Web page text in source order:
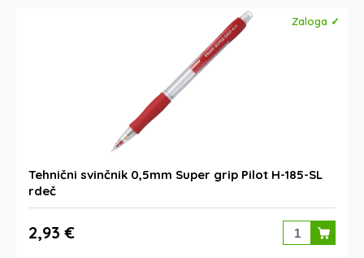
Zaloga ✓
Tehnični svinčnik 0,5mm Super grip Pilot H-185-SL
rdeč
2,93 €